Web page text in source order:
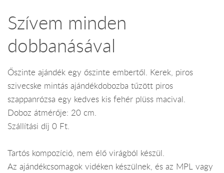
Szívem minden
dobbanásával
Őszinte ajándék egy őszinte embertől. Kerek, piros
szivecske mintás ajándékdobozba tűzött piros
szappanrózsa egy kedves kis fehér plüss macival.
Doboz átmérője: 20 cm.
Szállítási díj 0 Ft.
Tartós kompozíció, nem élő virágból készül.
Az ajándékcsomagok vidéken készülnek, és az MPL vagy